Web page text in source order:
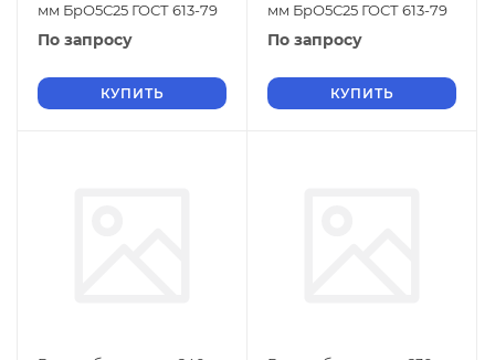
мм БрО5С25 ГОСТ 613-79
По запросу
КУПИТЬ
мм БрО5С25 ГОСТ 613-79
По запросу
КУПИТЬ